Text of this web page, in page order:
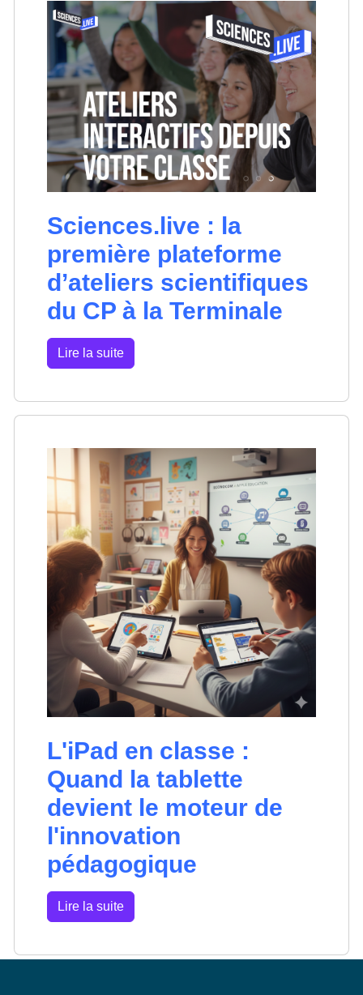
Sciences.live : la
première plateforme
d’ateliers scientifiques
du CP à la Terminale
Lire la suite
L'iPad en classe :
Quand la tablette
devient le moteur de
l'innovation
pédagogique
Lire la suite